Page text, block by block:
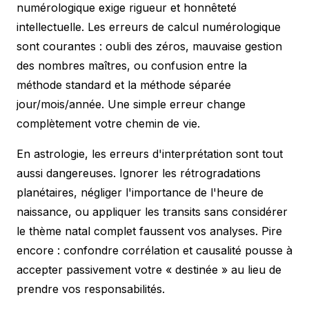
numérologique exige rigueur et honnêteté
intellectuelle. Les erreurs de calcul numérologique
sont courantes : oubli des zéros, mauvaise gestion
des nombres maîtres, ou confusion entre la
méthode standard et la méthode séparée
jour/mois/année. Une simple erreur change
complètement votre chemin de vie.
En astrologie, les erreurs d'interprétation sont tout
aussi dangereuses. Ignorer les rétrogradations
planétaires, négliger l'importance de l'heure de
naissance, ou appliquer les transits sans considérer
le thème natal complet faussent vos analyses. Pire
encore : confondre corrélation et causalité pousse à
accepter passivement votre « destinée » au lieu de
prendre vos responsabilités.